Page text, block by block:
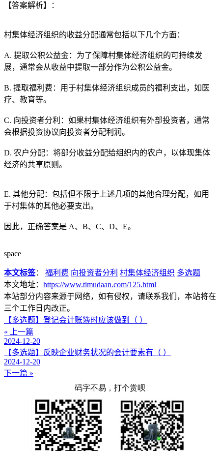
【答案解析】：
村集体经济组织的收益分配通常包括以下几个方面：
A. 提取公积公益金：为了保障村集体经济组织的可持续发
展，通常会从收益中提取一部分作为公积公益金。
B. 提取福利费：用于村集体经济组织成员的福利支出，如医
疗、教育等。
C. 向投资者分利：如果村集体经济组织有外部投资者，通常
会根据投资协议向投资者分配利润。
D. 农户分配：将部分收益分配给组织内的农户，以体现集体
经济的共享原则。
E. 其他分配：包括但不限于上述几项的其他合理分配，如用
于村集体的其他必要支出。
因此，正确答案是 A、B、C、D、E。
space
本文标签： 福利费 向投资者分利 村集体经济组织 多选题
本文地址： https://www.timudaan.com/125.html
本站部分内容来源于网络，如有侵权，请联系我们，本站将在
三个工作日内改正。
【多选题】登记会计账簿时应该做到（ ）
« 上一篇
2024-12-20
【多选题】反映企业财务状况的会计要素有（ ）
2024-12-20
下一篇 »